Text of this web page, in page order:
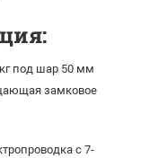
под шар 50 мм
замковое
с 7-